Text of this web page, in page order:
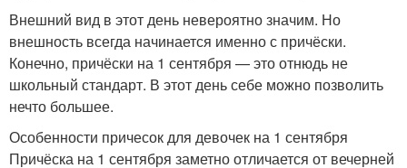
Внешний вид в этот день невероятно значим. Но
внешность всегда начинается именно с причёски.
Конечно, причёски на 1 сентября — это отнюдь не
школьный стандарт. В этот день себе можно позволить
нечто большее.
Особенности причесок для девочек на 1 сентября
Причёска на 1 сентября заметно отличается от вечерней